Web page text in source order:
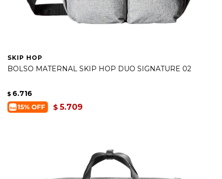
SKIP HOP
BOLSO MATERNAL SKIP HOP DUO SIGNATURE 02
$ 6.716
$ 5.709